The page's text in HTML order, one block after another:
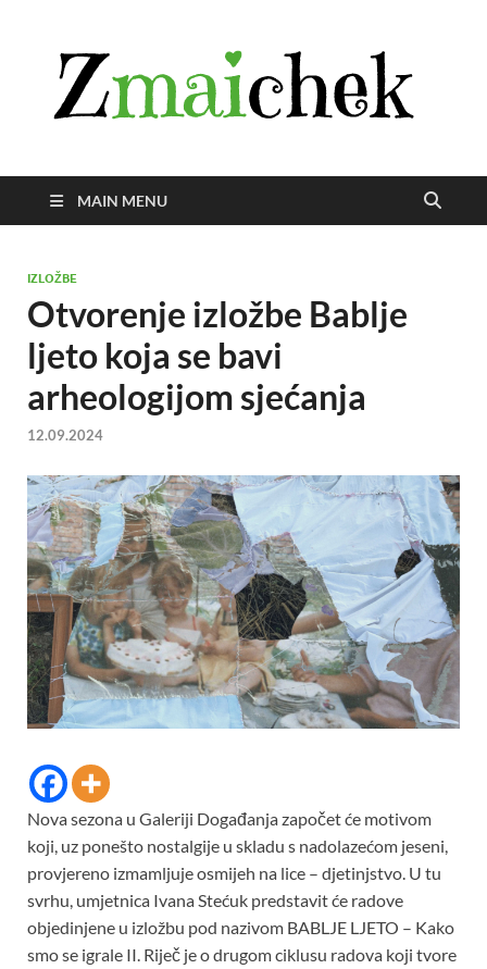
MAIN MENU
IZLOŽBE
Otvorenje izložbe Bablje
ljeto koja se bavi
arheologijom sjećanja
12.09.2024
Nova sezona u Galeriji Događanja započet će motivom
koji, uz ponešto nostalgije u skladu s nadolazećom jeseni,
provjereno izmamljuje osmijeh na lice – djetinjstvo. U tu
svrhu, umjetnica Ivana Stećuk predstavit će radove
objedinjene u izložbu pod nazivom BABLJE LJETO – Kako
smo se igrale II. Riječ je o drugom ciklusu radova koji tvore